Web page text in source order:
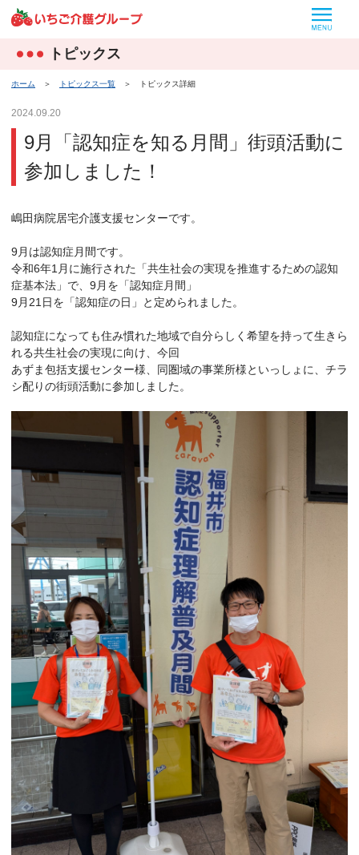
トピックス
ホーム ＞ トピックス一覧 ＞ トピックス詳細
2024.09.20
9月「認知症を知る月間」街頭活動に
参加しました！
嶋田病院居宅介護支援センターです。
9月は認知症月間です。
令和6年1月に施行された「共生社会の実現を推進するための認知
症基本法」で、9月を「認知症月間」
9月21日を「認知症の日」と定められました。
認知症になっても住み慣れた地域で自分らしく希望を持って生きら
れる共生社会の実現に向け、今回
あずま包括支援センター様、同圏域の事業所様といっしょに、チラ
シ配りの街頭活動に参加しました。